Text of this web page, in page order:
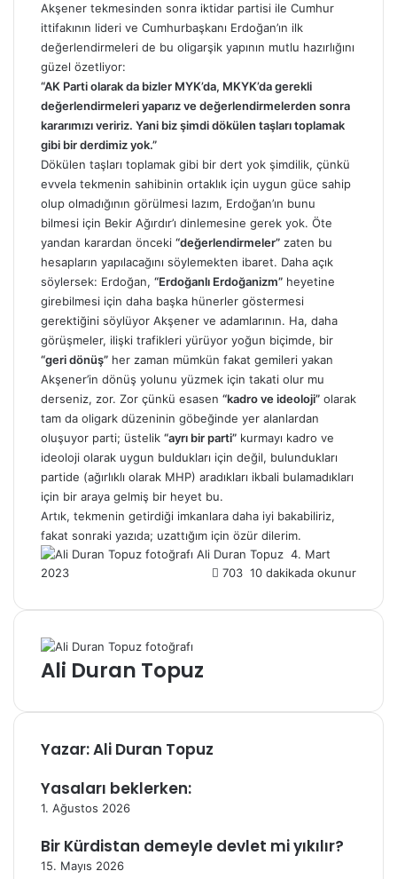
Akşener tekmesinden sonra iktidar partisi ile Cumhur
ittifakının lideri ve Cumhurbaşkanı Erdoğan’ın ilk
değerlendirmeleri de bu oligarşik yapının mutlu hazırlığını
güzel özetliyor:
“AK Parti olarak da bizler MYK’da, MKYK’da gerekli
değerlendirmeleri yaparız ve değerlendirmelerden sonra
kararımızı veririz. Yani biz şimdi dökülen taşları toplamak
gibi bir derdimiz yok.”
Dökülen taşları toplamak gibi bir dert yok şimdilik, çünkü
evvela tekmenin sahibinin ortaklık için uygun güce sahip
olup olmadığının görülmesi lazım, Erdoğan’ın bunu
bilmesi için Bekir Ağırdır’ı dinlemesine gerek yok. Öte
yandan karardan önceki “değerlendirmeler” zaten bu
hesapların yapılacağını söylemekten ibaret. Daha açık
söylersek: Erdoğan, “Erdoğanlı Erdoğanizm” heyetine
girebilmesi için daha başka hünerler göstermesi
gerektiğini söylüyor Akşener ve adamlarının. Ha, daha
görüşmeler, ilişki trafikleri yürüyor yoğun biçimde, bir
“geri dönüş” her zaman mümkün fakat gemileri yakan
Akşener’in dönüş yolunu yüzmek için takati olur mu
derseniz, zor. Zor çünkü esasen “kadro ve ideoloji” olarak
tam da oligark düzeninin göbeğinde yer alanlardan
oluşuyor parti; üstelik “ayrı bir parti” kurmayı kadro ve
ideoloji olarak uygun buldukları için değil, bulundukları
partide (ağırlıklı olarak MHP) aradıkları ikbali bulamadıkları
için bir araya gelmiş bir heyet bu.
Artık, tekmenin getirdiği imkanlara daha iyi bakabiliriz,
fakat sonraki yazıda; uzattığım için özür dilerim.
Ali Duran Topuz B
i
e
m
4. Mart
2023
703 10 dakikada okunur
Ali Duran Topuz
Yazar: Ali Duran Topuz
Yasaları beklerken:
1. Ağustos 2026
Bir Kürdistan demeyle devlet mi yıkılır?
15. Mayıs 2026